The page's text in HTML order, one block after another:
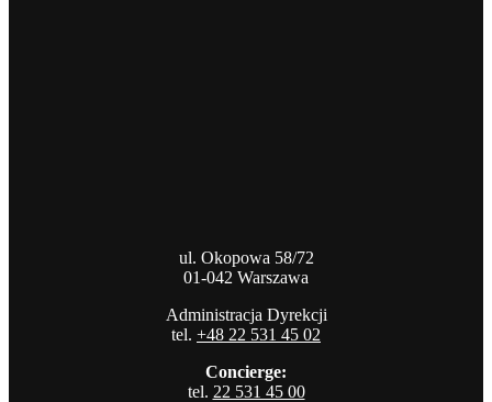
ul. Okopowa 58/72
01-042 Warszawa
Administracja Dyrekcji
tel. +48 22 531 45 02
Concierge:
tel. 22 531 45 00